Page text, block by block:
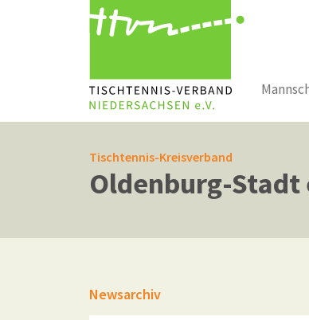
Tischtennis-Kreisverband
Oldenburg-Stadt
Newsarchiv